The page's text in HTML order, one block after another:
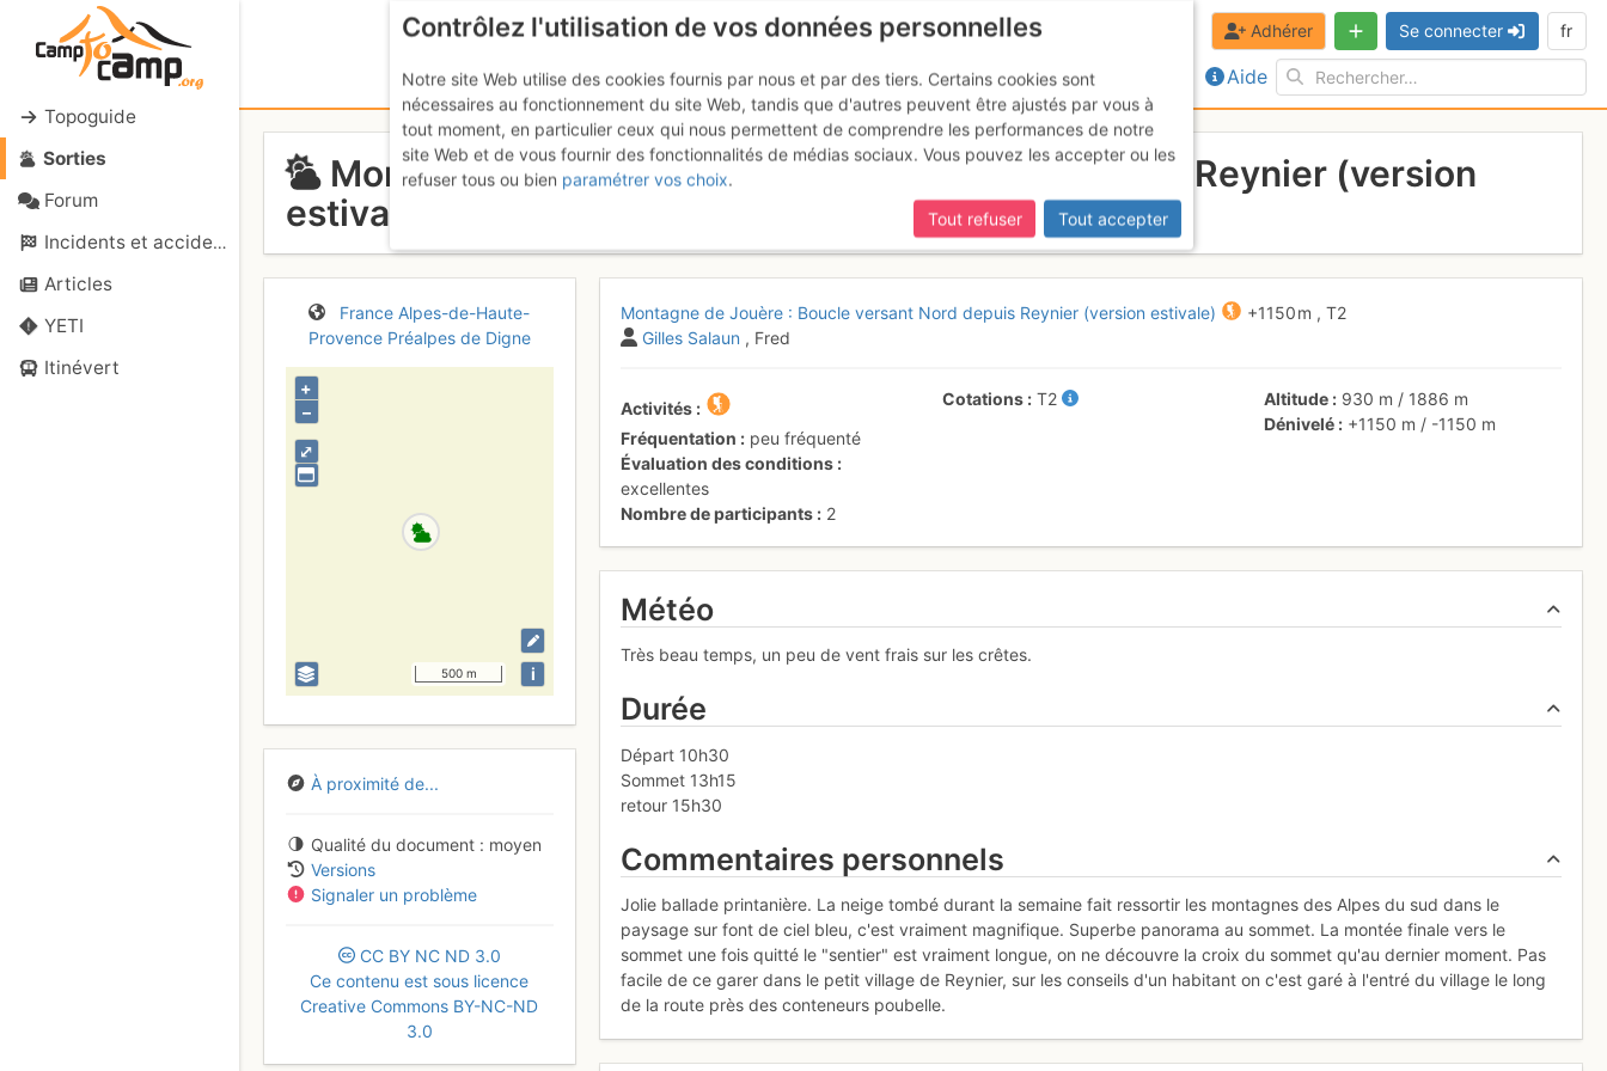
Topoguide
Sorties
Forum
Incidents et accidents
Articles
YETI
Itinévert
Aide
Adhérer Se connecter fr
Montagne de Jouère : Boucle versant Nord depuis Reynier (version
estivale)
France Alpes-de-Haute-
Provence Préalpes de Digne
⤢
+
–
500 m i
À proximité de...
Qualité du document
moyen
Versions
Signaler un problème
CC BY NC ND 3.0
Ce contenu est sous licence
Creative Commons BY-NC-ND
3.0
Montagne de Jouère : Boucle versant Nord depuis Reynier (version estivale) +1150 m ,T2
Gilles Salaun , Fred
Activités
Fréquentation
peu fréquenté
Évaluation des conditions
excellentes
Nombre de participants
2
Cotations T2 Altitude 930 m / 1886 m
Dénivelé
+1150 m / -1150 m
Météo
Très beau temps, un peu de vent frais sur les crêtes.
Durée
Départ 10h30
Sommet 13h15
retour 15h30
Commentaires personnels
Jolie ballade printanière. La neige tombé durant la semaine fait ressortir les montagnes des Alpes du sud dans le
paysage sur font de ciel bleu, c'est vraiment magnifique. Superbe panorama au sommet. La montée finale vers le
sommet une fois quitté le "sentier" est vraiment longue, on ne découvre la croix du sommet qu'au dernier moment. Pas
facile de ce garer dans le petit village de Reynier, sur les conseils d'un habitant on c'est garé à l'entré du village le long
de la route près des conteneurs poubelle.
Contrôlez l'utilisation de vos données personnelles
Notre site Web utilise des cookies fournis par nous et par des tiers. Certains cookies sont
nécessaires au fonctionnement du site Web, tandis que d'autres peuvent être ajustés par vous à
tout moment, en particulier ceux qui nous permettent de comprendre les performances de notre
site Web et de vous fournir des fonctionnalités de médias sociaux. Vous pouvez les accepter ou les
refuser tous ou bien paramétrer vos choix.
Tout refuser
Tout accepter